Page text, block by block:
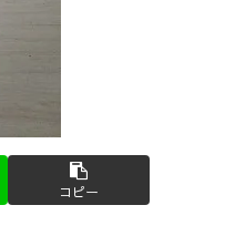
コピー